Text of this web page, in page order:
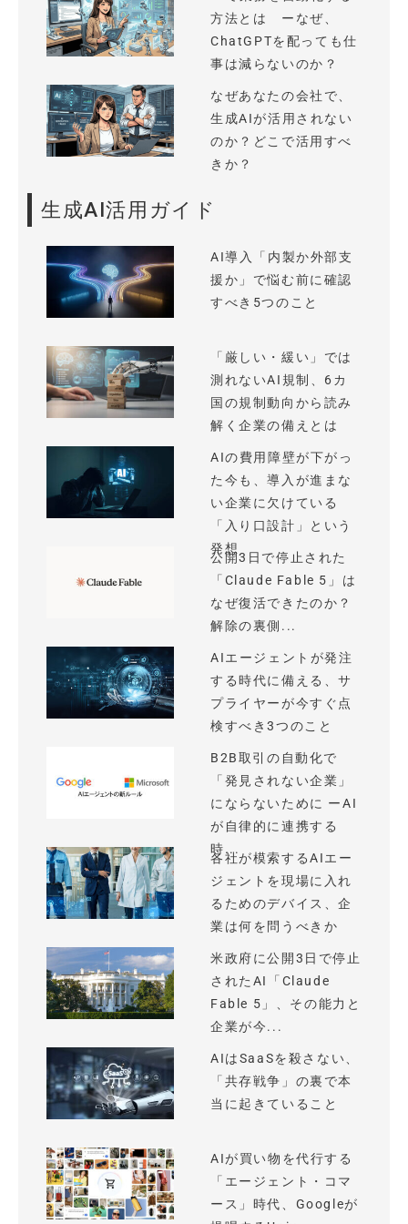
方法とは ーなぜ、
ChatGPTを配っても仕
事は減らないのか？
なぜあなたの会社で、
生成AIが活用されない
のか？どこで活用すべ
きか？
生成AI活用ガイド
AI導入「内製か外部支
援か」で悩む前に確認
すべき5つのこと
「厳しい・緩い」では
測れないAI規制、6カ
国の規制動向から読み
解く企業の備えとは
AIの費用障壁が下がっ
た今も、導入が進まな
い企業に欠けている
「入り口設計」という
発想
公開3日で停止された
「Claude Fable 5」は
なぜ復活できたのか？
解除の裏側...
AIエージェントが発注
する時代に備える、サ
プライヤーが今すぐ点
検すべき3つのこと
B2B取引の自動化で
「発見されない企業」
にならないために ーAI
が自律的に連携する
時...
各社が模索するAIエー
ジェントを現場に入れ
るためのデバイス、企
業は何を問うべきか
米政府に公開3日で停止
されたAI「Claude
Fable 5」、その能力と
企業が今...
AIはSaaSを殺さない、
「共存戦争」の裏で本
当に起きていること
AIが買い物を代行する
「エージェント・コマ
ース」時代、Googleが